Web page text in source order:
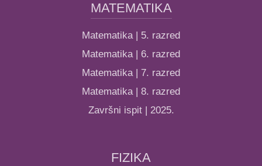
MATEMATIKA
Matematika | 5. razred
Matematika | 6. razred
Matematika | 7. razred
Matematika | 8. razred
Završni ispit | 2025.
FIZIKA